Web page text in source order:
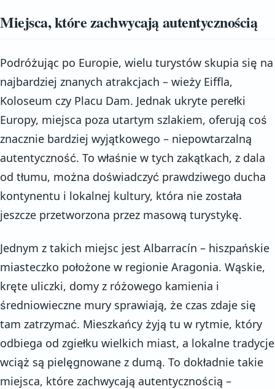
Miejsca, które zachwycają autentycznością
Podróżując po Europie, wielu turystów skupia się na
najbardziej znanych atrakcjach – wieży Eiffla,
Koloseum czy Placu Dam. Jednak ukryte perełki
Europy, miejsca poza utartym szlakiem, oferują coś
znacznie bardziej wyjątkowego – niepowtarzalną
autentyczność. To właśnie w tych zakątkach, z dala
od tłumu, można doświadczyć prawdziwego ducha
kontynentu i lokalnej kultury, która nie została
jeszcze przetworzona przez masową turystykę.
Jednym z takich miejsc jest Albarracín – hiszpańskie
miasteczko położone w regionie Aragonia. Wąskie,
kręte uliczki, domy z różowego kamienia i
średniowieczne mury sprawiają, że czas zdaje się
tam zatrzymać. Mieszkańcy żyją tu w rytmie, który
odbiega od zgiełku wielkich miast, a lokalne tradycje
wciąż są pielęgnowane z dumą. To dokładnie takie
miejsca, które zachwycają autentycznością –